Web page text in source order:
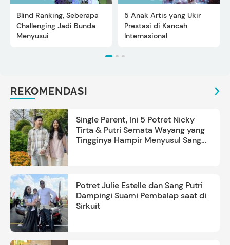
Blind Ranking, Seberapa
Challenging Jadi Bunda
Menyusui
5 Anak Artis yang Ukir
Prestasi di Kancah
Internasional
REKOMENDASI
Single Parent, Ini 5 Potret Nicky
Tirta & Putri Semata Wayang yang
Tingginya Hampir Menyusul Sang
Potret Julie Estelle dan Sang Putri
Dampingi Suami Pembalap saat di
Sirkuit